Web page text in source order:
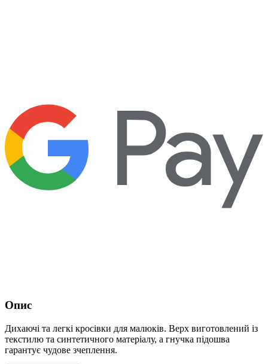
Опис
Дихаючі та легкі кросівки для малюків. Верх виготовлений із
текстилю та синтетичного матеріалу, а гнучка підошва
гарантує чудове зчеплення.